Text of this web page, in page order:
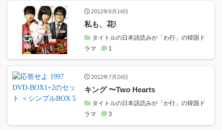
2012年8月14日
私も、花!
タイトルの日本語読みが「わ行」の韓国ド
ラマ
1
2012年7月24日
キング 〜Two Hearts
タイトルの日本語読みが「か行」の韓国ド
ラマ
3